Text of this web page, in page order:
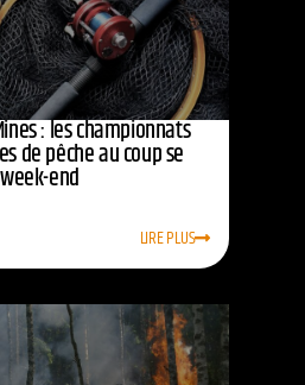
: les championnats
de pêche au coup se
end
LIRE PLUS